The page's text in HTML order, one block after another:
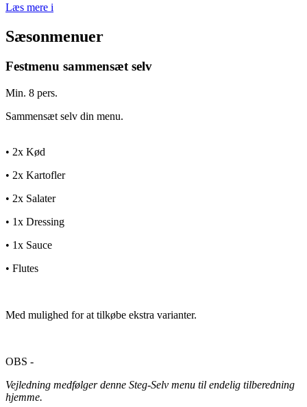
Læs mere i
Sæsonmenuer
Festmenu sammensæt selv
Min. 8 pers.
Sammensæt selv din menu.
• 2x Kød
• 2x Kartofler
• 2x Salater
• 1x Dressing
• 1x Sauce
• Flutes
Med mulighed for at tilkøbe ekstra varianter.
OBS -
Vejledning medfølger denne Steg-Selv menu til endelig tilberedning
hjemme.